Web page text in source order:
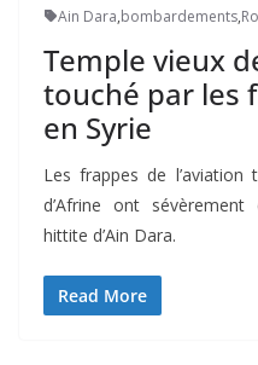
Ain Dara,bombardements,
Temple vieux
touché par les
en Syrie
Les frappes de
d’Afrine ont
hittite d’Ain Dara.
Read More